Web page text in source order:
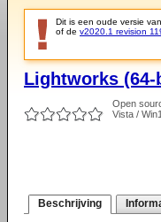
Dit is een oude versie
of de v2020.1 revision
Lightworks (64-
Open
Vista /
Beschrijving